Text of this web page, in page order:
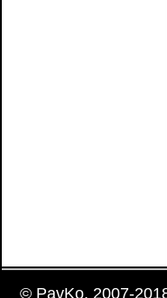
© PavKo, 2007-